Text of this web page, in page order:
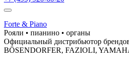
Forte & Piano
Рояли • пианино • органы
Официальный дистрибьютор
BÖSENDORFER, FAZIOLI,